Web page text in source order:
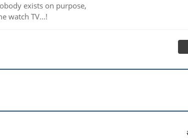
exists on purpose,
watch TV...!